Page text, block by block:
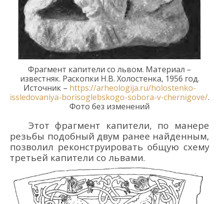
Фрагмент капители со львом. Материал –
известняк. Раскопки Н.В. Холостенка, 1956 год.
Источник – https://arheologija.ru/holostenko-
issledovaniya-borisoglebskogo-sobora-v-chernigove/.
Фото без изменений
Этот фрагмент капители, по манере
резьбы подобный двум ранее найденным,
позволил реконструировать общую схему
третьей капители со львами.